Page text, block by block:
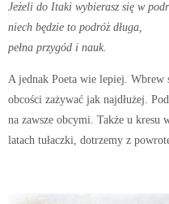
Jeżeli do Itaki wybierasz się w
niech będzie to podróż długa,
pełna przygód i nauk.
A jednak Poeta wie lepiej. Wbrew
obcości zażywać jak najdłużej.
na zawsze obcymi. Także u
latach tułaczki, dotrzemy z